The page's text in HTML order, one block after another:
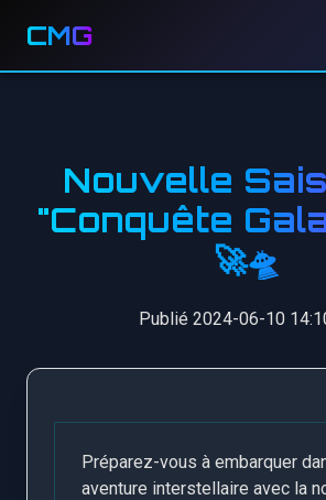
CMG
Nouvelle
"Conquête
🚀🛸
Publié 2024-06-10
Préparez-vous à embarquer
aventure interstellaire avec la